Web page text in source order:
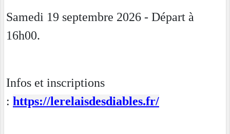
Samedi 19 septembre 2026 - Départ à
16h00.
Infos et inscriptions
: https://lerelaisdesdiables.fr/